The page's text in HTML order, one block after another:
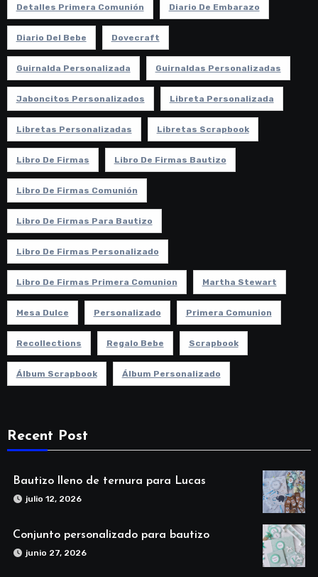
Detalles Primera Comunión Diario De Embarazo
Diario Del Bebe Dovecraft
Guirnalda Personalizada Guirnaldas Personalizadas
Jaboncitos Personalizados Libreta Personalizada
Libretas Personalizadas Libretas Scrapbook
Libro De Firmas Libro De Firmas Bautizo
Libro De Firmas Comunión
Libro De Firmas Para Bautizo
Libro De Firmas Personalizado
Libro De Firmas Primera Comunion Martha Stewart
Mesa Dulce Personalizado Primera Comunion
Recollections Regalo Bebe Scrapbook
Álbum Scrapbook Álbum Personalizado
Recent Post
Bautizo lleno de ternura para Lucas
julio 12, 2026
Conjunto personalizado para bautizo
junio 27, 2026